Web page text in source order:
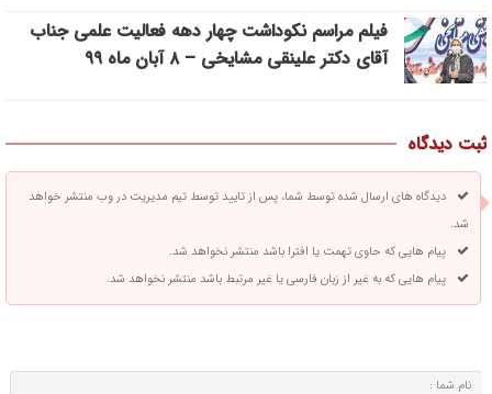
فیلم مراسم نکوداشت چهار دهه فعالیت علمی جناب
آقای دکتر علینقی مشایخی – ۸ آبان ماه ۹۹
ثبت دیدگاه
دیدگاه های ارسال شده توسط شما، پس از تایید توسط تیم مدیریت در وب منتشر خواهد
شد.
پیام هایی که حاوی تهمت یا افترا باشد منتشر نخواهد شد.
پیام هایی که به غیر از زبان فارسی یا غیر مرتبط باشد منتشر نخواهد شد.